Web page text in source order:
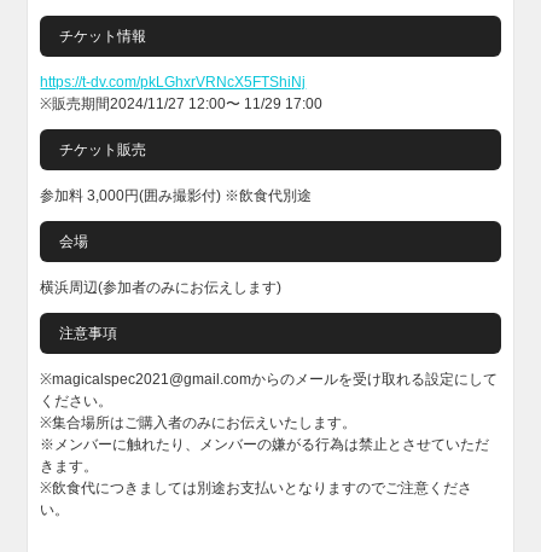
チケット情報
https://t-dv.com/pkLGhxrVRNcX5FTShiNj
※販売期間2024/11/27 12:00〜 11/29 17:00
チケット販売
参加料 3,000円(囲み撮影付) ※飲食代別途
会場
横浜周辺(参加者のみにお伝えします)
注意事項
※magicalspec2021@gmail.comからのメールを受け取れる設定にして
ください。
※集合場所はご購入者のみにお伝えいたします。
※メンバーに触れたり、メンバーの嫌がる行為は禁止とさせていただ
きます。
※飲食代につきましては別途お支払いとなりますのでご注意くださ
い。